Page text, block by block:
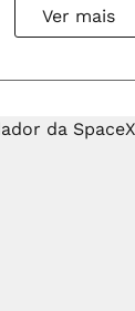
Ver mais